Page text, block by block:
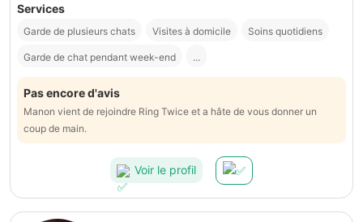
Services
Garde de plusieurs chats Visites à domicile Soins quotidiens
Garde de chat pendant week-end ...
Pas encore d'avis
Manon vient de rejoindre Ring Twice et a hâte de vous donner un
coup de main.
Voir le profil